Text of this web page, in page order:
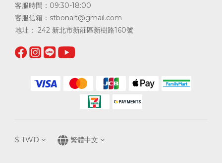
客服時間：09:30-18:00
客服信箱： stbonalt@gmail.com
地址： 242 新北市新莊區新樹路160號
$ TWD 繁體中文